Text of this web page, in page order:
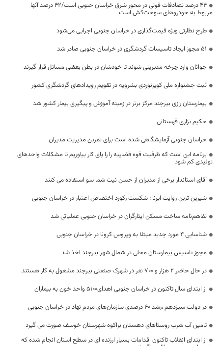
۴۴ درصد تصادفات فوتی در محور شرق خراسان جنوبی است/۴۲ درصد آنها
مربوط به خودروهای سوخت‌کش است
طرح نظارتی ویژه قیمت‌گذاری در خراسان جنوبی اجرایی می‌شود
۵۱ مجوز ایجاد تاسیسات گردشگری در خراسان جنوبی صادر شد
جوانان وارد چرخه مدیریتی شوند تا خودشان در بطن بعضی مسائل قرار گیرند
ثبت جشنواره ملی کویرنوردی بشرویه در تقویم رویدادهای گردشگری کشور
بیمارستان رازی بیرجند مرکز برتر در زمینه آموزش و پیگیری بیمار کشور شد
حکیم نزاری قهستانی
خراسان جنوبی آزمایشگاهی شده است برای تمرین مدیریت مدیران
برنامه این است که ظرفیت قوه قضاییه را را پای کار بیاوریم تا مشکلات واحدهای
تولیدی کم شود
آقای استاندار برخی از مدیران از حسن نیت شما سو استفاده می کنند
شیرین ترین روایت ایرنا : شکست رکورد اختصاص اعتبار در خراسان جنوبی
تفاهم‌نامه ساخت مسکن ایثارگران در خراسان جنوبی عملیاتی شد
شناسایی 4 مورد جدید مبتلا به ویروس کرونا در خراسان جنوبی
مجوز تاسیس بیمارستان محلی در شمال شهر بیرجند اخذ شد
در حال حاضر ۲ هزار و ۷۰۰ نفر در شهرک صنعتی بیرجند مشغول به کار هستند.
از ابتدای سال تاکنون در خراسان جنوبی اهدای۵۱۰۰ واحد خون به بیماران
در دولت سیزدهم ،رشد ۴۰ درصدی سازمان‌های مردم نهاد در خراسان جنوبی
تامین آب شرب روستاهای دهستان براکوه شهرستان خوسف صورت می گیرد
از ابتدای انقلاب تاکنون اقدامات بسیار ارزنده ای در سطح استان انجام شده که